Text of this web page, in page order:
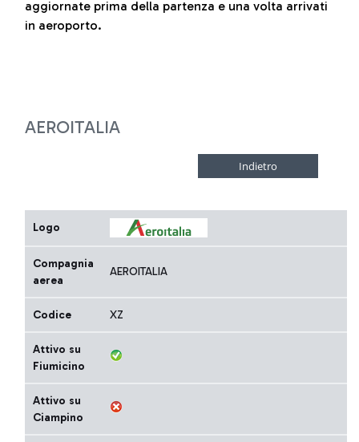
aggiornate prima della partenza e una volta arrivati
in aeroporto.
AEROITALIA
Logo
Compagnia
aerea
AEROITALIA
Codice XZ
Attivo su
Fiumicino
Attivo su
Ciampino